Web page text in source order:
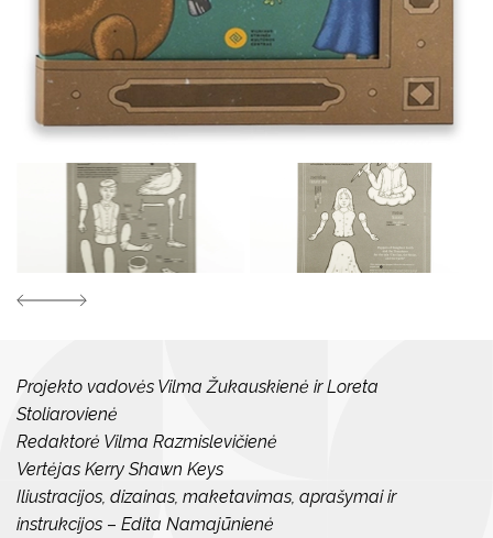
Projekto vadovės Vilma Žukauskienė ir Loreta
Stoliarovienė
Redaktorė Vilma Razmislevičienė
Vertėjas Kerry Shawn Keys
Iliustracijos, dizainas, maketavimas, aprašymai ir
instrukcijos – Edita Namajūnienė